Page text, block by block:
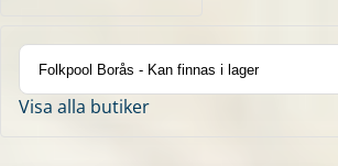
Visa alla butiker